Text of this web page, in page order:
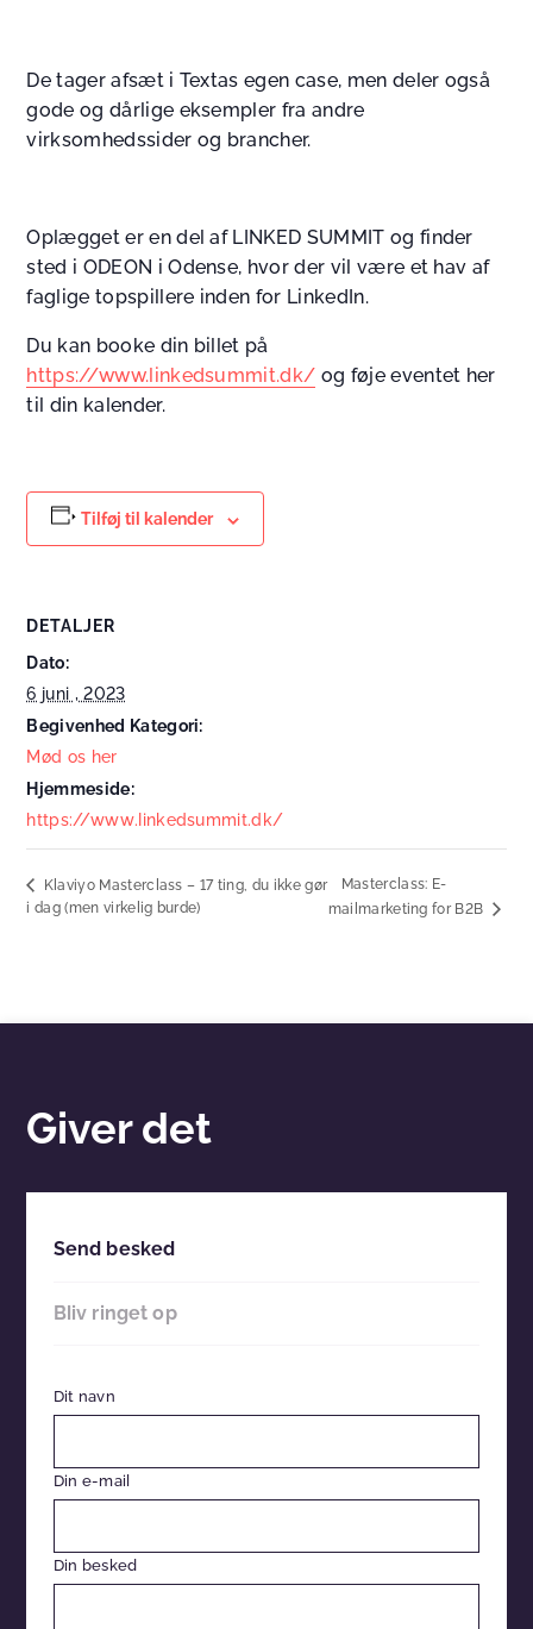
De tager afsæt i Textas egen case, men deler også
gode og dårlige eksempler fra andre
virksomhedssider og brancher.
Oplægget er en del af LINKED SUMMIT og finder
sted i ODEON i Odense, hvor der vil være et hav af
faglige topspillere inden for LinkedIn.
Du kan booke din billet på
https://www.linkedsummit.dk/ og føje eventet her
til din kalender.
Tilføj til kalender
DETALJER
Dato:
6 juni , 2023
Begivenhed Kategori:
Mød os her
Hjemmeside:
https://www.linkedsummit.dk/
Klaviyo Masterclass – 17 ting, du ikke gør
i dag (men virkelig burde)
Masterclass: E-
mailmarketing for B2B
Giver det
Send besked
Bliv ringet op
Dit navn
Din e-mail
Din besked